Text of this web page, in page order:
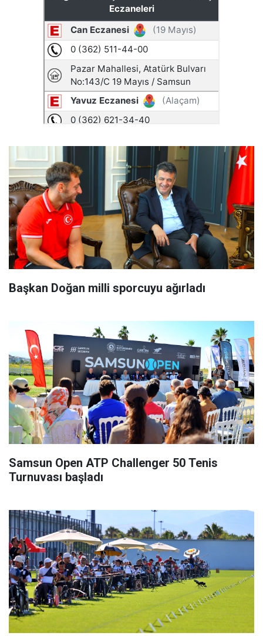
Başkan Doğan milli sporcuyu ağırladı
Samsun Open ATP Challenger 50 Tenis
Turnuvası başladı